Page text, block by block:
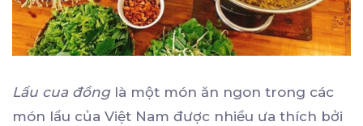
Lẩu cua đồnglà một món ăn ngon trong các
món lẩu của Việt Nam được nhiều ưa thích bởi